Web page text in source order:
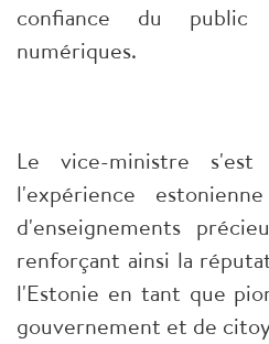
confiance du public
numériques.
Le vice-ministre
l'expérience
d'enseignements
renforçant ainsi la
l'Estonie en tant que
gouvernement et de